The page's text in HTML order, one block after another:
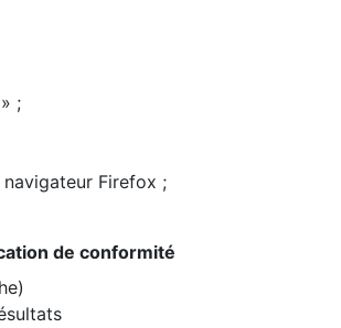
;
Firefox ;
de conformité